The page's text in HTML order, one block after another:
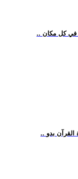
في كل مكان
القرآن بدو